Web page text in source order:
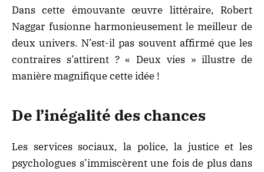
Dans cette émouvante œuvre littéraire, Robert
Naggar fusionne harmonieusement le meilleur de
deux univers. N’est-il pas souvent affirmé que les
contraires s’attirent ? « Deux vies » illustre de
manière magnifique cette idée !
De l’inégalité des chances
Les services sociaux, la police, la justice et les
psychologues s’immiscèrent une fois de plus dans